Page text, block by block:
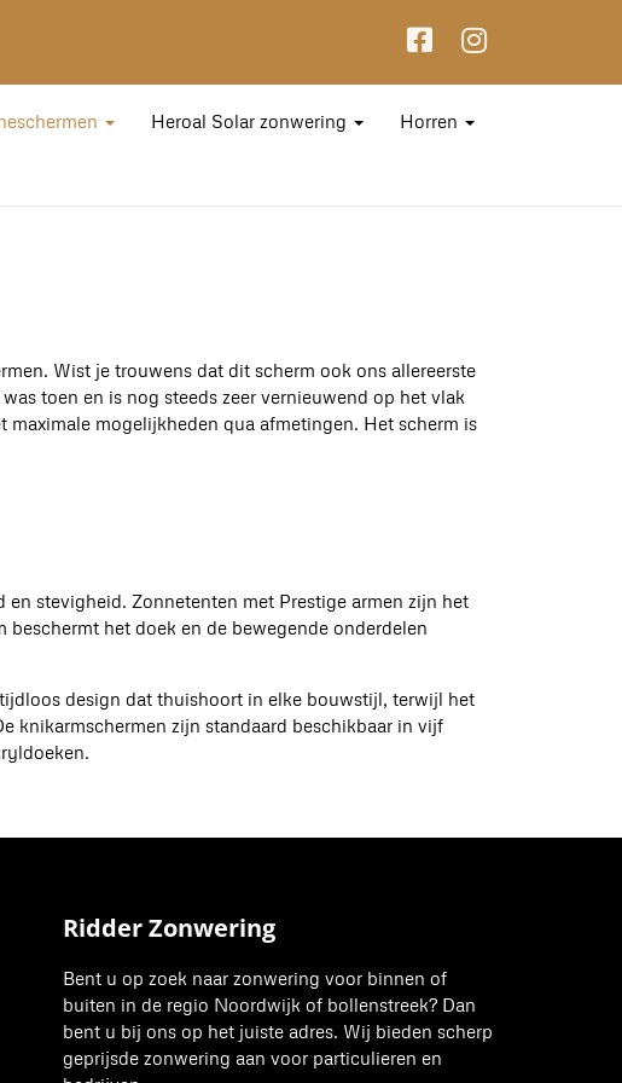
Heroal Solar zonwering Horren
Wist je trouwens dat dit scherm ook ons allereerste
toen en is nog steeds zeer vernieuwend op het vlak
mogelijkheden qua afmetingen. Het scherm is
stevigheid. Zonnetenten met Prestige armen zijn het
het doek en de bewegende onderdelen
design dat thuishoort in elke bouwstijl, terwijl het
knikarmschermen zijn standaard beschikbaar in vijf
Ridder Zonwering
Bent u op zoek naar zonwering voor binnen of
buiten in de regio Noordwijk of bollenstreek? Dan
bent u bij ons op het juiste adres. Wij bieden scherp
geprijsde zonwering aan voor particulieren en